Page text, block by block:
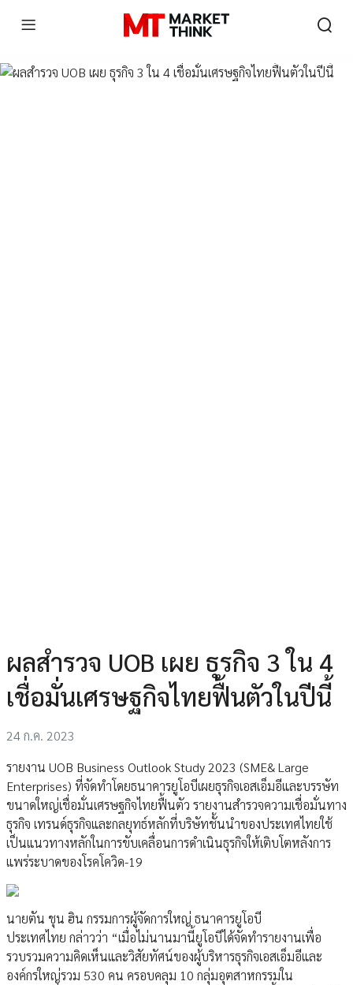
ผลสำรวจ UOB เผย ธุรกิจ 3 ใน 4
เชื่อมั่นเศรษฐกิจไทยฟื้นตัวในปีนี้
24 ก.ค. 2023
รายงาน UOB Business Outlook Study 2023 (SME& Large
Enterprises) ที่จัดทำโดยธนาคารยูโอบีเผยธุรกิจเอสเอ็มอีและบรรษัท
ขนาดใหญ่เชื่อมั่นเศรษฐกิจไทยฟื้นตัว รายงานสำรวจความเชื่อมั่นทาง
ธุรกิจ เทรนด์ธุรกิจและกลยุทธ์หลักที่บริษัทชั้นนำของประเทศไทยใช้
เป็นแนวทางหลักในการขับเคลื่อนการดำเนินธุรกิจให้เติบโตหลังการ
แพร่ระบาดของโรคโควิด-19
นายตัน ชุน ฮิน กรรมการผู้จัดการใหญ่ ธนาคารยูโอบี
ประเทศไทย กล่าวว่า “เมื่อไม่นานมานี้ยูโอบีได้จัดทำรายงานเพื่อ
รวบรวมความคิดเห็นและวิสัยทัศน์ของผู้บริหารธุรกิจเอสเอ็มอีและ
องค์กรใหญ่รวม 530 คน ครอบคลุม 10 กลุ่มอุตสาหกรรมใน